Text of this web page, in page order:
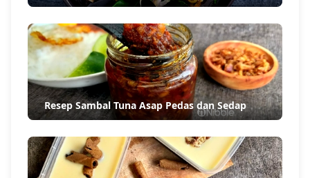
Resep Sambal Tuna Asap Pedas dan Sedap